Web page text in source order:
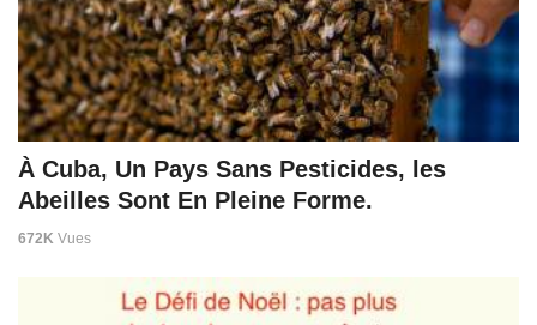
À Cuba, Un Pays Sans Pesticides, les
Abeilles Sont En Pleine Forme.
672K Vues